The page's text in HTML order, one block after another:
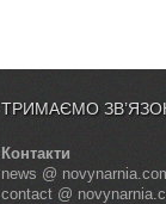
ТРИМАЄМО
Контакти
news @
contact @